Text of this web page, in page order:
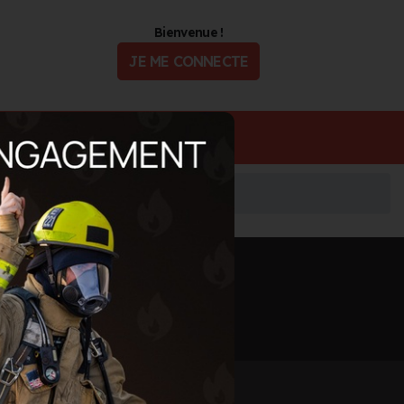
Bienvenue !
JE ME CONNECTE
Offres d'Emploi
Informations mises à jour le 27 avr. 2026
🖨️ IMPRIMER